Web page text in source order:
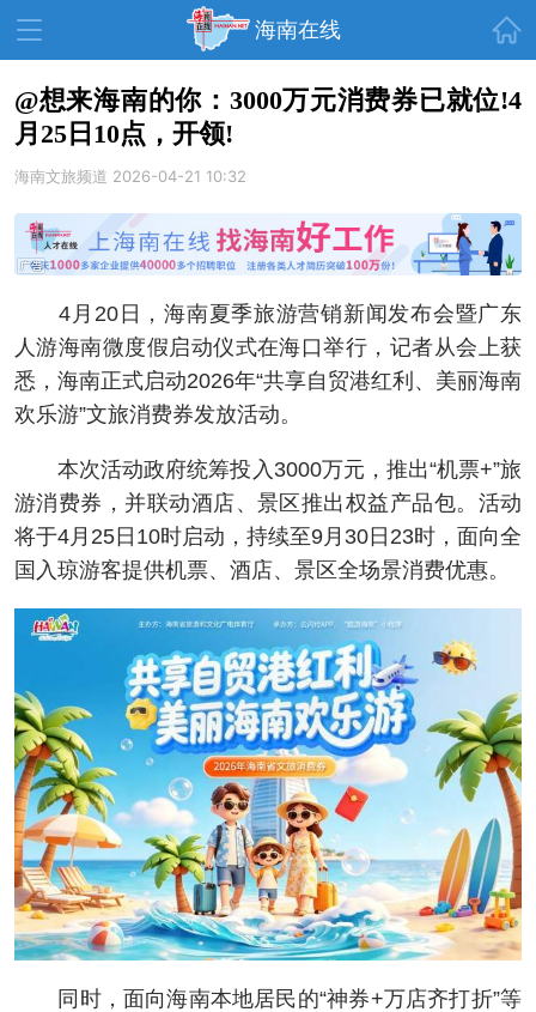
海南在线
资讯中心 热点
教育 健康 房产
生活 演出 活动
展会 走读海南 周末去哪儿
@想来海南的你：3000万元消费券已就位!4
月25日10点，开领!
海南文旅频道 2026-04-21 10:32
4月20日，海南夏季旅游营销新闻发布会暨广东
人游海南微度假启动仪式在海口举行，记者从会上获
悉，海南正式启动2026年“共享自贸港红利、美丽海南
欢乐游”文旅消费券发放活动。
本次活动政府统筹投入3000万元，推出“机票+”旅
游消费券，并联动酒店、景区推出权益产品包。活动
将于4月25日10时启动，持续至9月30日23时，面向全
国入琼游客提供机票、酒店、景区全场景消费优惠。
同时，面向海南本地居民的“神券+万店齐打折”等